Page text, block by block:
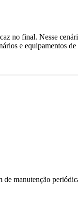
no final. Nesse
e equipamentos de
de manutenção